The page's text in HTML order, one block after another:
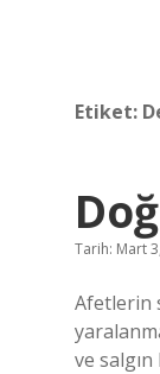
Etiket:
Tarih: Mart
Afetlerin
ve